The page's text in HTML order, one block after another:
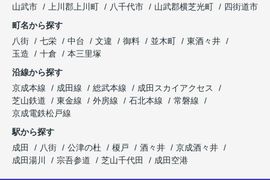
山武市
上川郡上川町 八千代市 山武郡横芝光町
四街道市
町名から探す
八街
七栄 中台 文違 御料 並木町
東酒々井
玉造
十倉
本三里塚
沿線から探す
京成本線
成田線 総武本線
成田スカイアクセス
芝山鉄道
東金線 外房線 石北本線
常磐線
京成電鉄松戸線
駅から探す
成田
八街 公津の杜 榎戸 酒々井
京成酒々井
成田湯川
宗吾参道 芝山千代田 成田空港